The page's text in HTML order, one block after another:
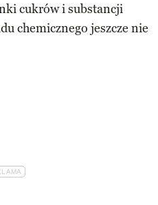
cukrów i substancji
chemicznego jeszcze nie